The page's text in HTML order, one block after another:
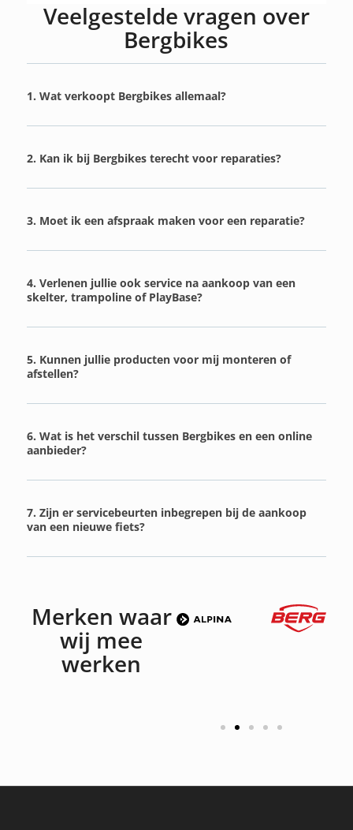
Veelgestelde vragen over
Bergbikes
1. Wat verkoopt Bergbikes allemaal?
2. Kan ik bij Bergbikes terecht voor reparaties?
3. Moet ik een afspraak maken voor een reparatie?
4. Verlenen jullie ook service na aankoop van een
skelter, trampoline of PlayBase?
5. Kunnen jullie producten voor mij monteren of
afstellen?
6. Wat is het verschil tussen Bergbikes en een online
aanbieder?
7. Zijn er servicebeurten inbegrepen bij de aankoop
van een nieuwe fiets?
Merken waar
wij mee
werken